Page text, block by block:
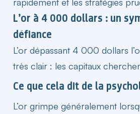
L’or à 4 000 dollars : un
défiance​
L’or dépassant 4 000 dollars
très clair : les capitaux
Ce que cela dit de la
L’or grimpe généralement